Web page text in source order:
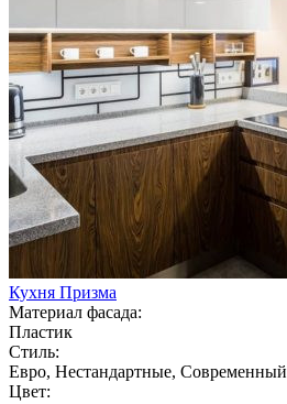
Кухня Призма
Материал фасада:
Пластик
Стиль:
Евро, Нестандартные, Современный
Цвет: